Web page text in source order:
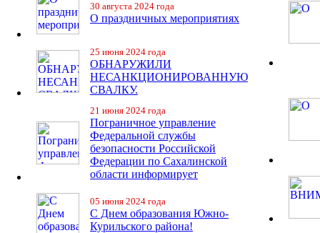
30 августа 2024 года
О праздничных мероприятиях
25 июня 2024 года
ОБНАРУЖИЛИ
НЕСАНКЦИОНИРОВАННУЮ
СВАЛКУ.
21 июня 2024 года
Пограничное управление
Федеральной службы
безопасности Российской
Федерации по Сахалинской
области информирует
05 июня 2024 года
С Днем образования Южно-
Курильского района!